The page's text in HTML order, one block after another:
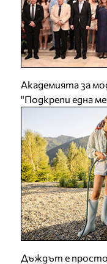
Академията за
"Подкрепи една
Дъждът е просто